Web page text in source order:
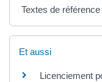
Textes de référence
Et aussi
Licenciement